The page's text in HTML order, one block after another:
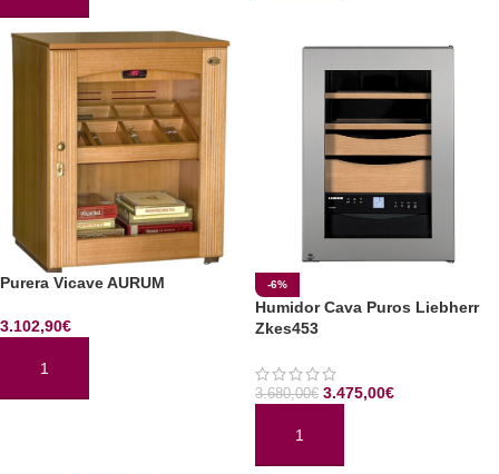
Purera Vicave AURUM
3.102,90€
AÑADIR AL CARRITO
-6%
Humidor Cava Puros Liebherr
Zkes453
3.680,00€ 3.475,00€
AÑADIR AL CARRITO